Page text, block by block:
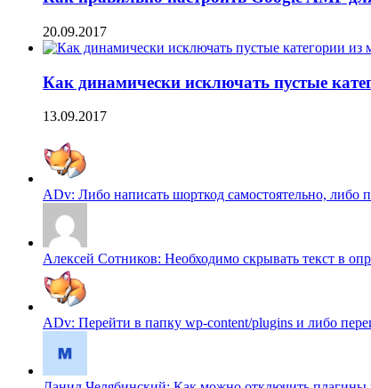
20.09.2017
Как динамически исключать пустые
13.09.2017
ADv: Либо написать шорткод самостоятельно, либо
Алексей Сотников: Необходимо скрывать текст в
ADv: Перейти в папку wp-content/plugins и либо